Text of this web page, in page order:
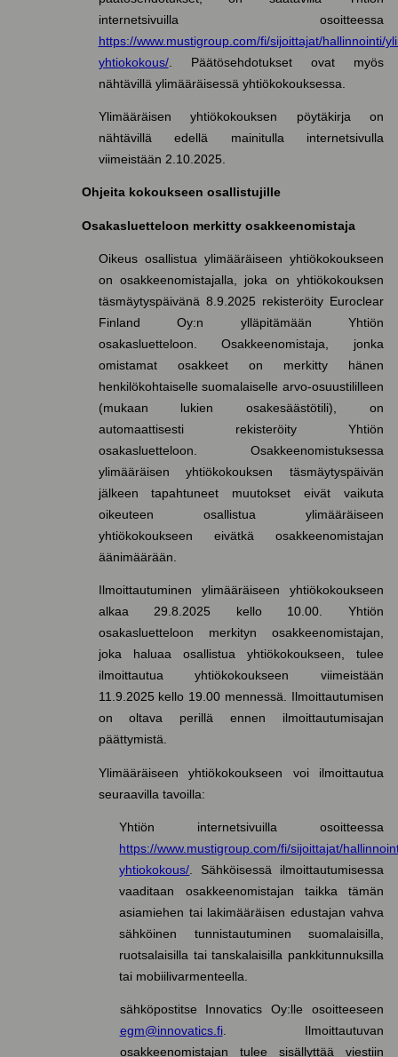
internetsivuilla osoitteessa
https://www.mustigroup.com/fi/sijoittajat/hallinnointi/
yhtiokokous/. Päätösehdotukset ovat myös
nähtävillä ylimääräisessä yhtiökokouksessa.
Ylimääräisen yhtiökokouksen pöytäkirja on
nähtävillä edellä mainitulla internetsivulla
viimeistään 2.10.2025.
Ohjeita kokoukseen osallistujille
Osakasluetteloon merkitty osakkeenomistaja
Oikeus osallistua ylimääräiseen yhtiökokoukseen
on osakkeenomistajalla, joka on yhtiökokouksen
täsmäytyspäivänä 8.9.2025 rekisteröity Euroclear
Finland Oy:n ylläpitämään Yhtiön
osakasluetteloon. Osakkeenomistaja, jonka
omistamat osakkeet on merkitty hänen
henkilökohtaiselle suomalaiselle arvo-osuustililleen
(mukaan lukien osakesäästötili), on
automaattisesti rekisteröity Yhtiön
osakasluetteloon. Osakkeenomistuksessa
ylimääräisen yhtiökokouksen täsmäytyspäivän
jälkeen tapahtuneet muutokset eivät vaikuta
oikeuteen osallistua ylimääräiseen
yhtiökokoukseen eivätkä osakkeenomistajan
äänimäärään.
Ilmoittautuminen ylimääräiseen yhtiökokoukseen
alkaa 29.8.2025 kello 10.00. Yhtiön
osakasluetteloon merkityn osakkeenomistajan,
joka haluaa osallistua yhtiökokoukseen, tulee
ilmoittautua yhtiökokoukseen viimeistään
11.9.2025 kello 19.00 mennessä. Ilmoittautumisen
on oltava perillä ennen ilmoittautumisajan
päättymistä.
Ylimääräiseen yhtiökokoukseen voi ilmoittautua
seuraavilla tavoilla:
Yhtiön internetsivuilla osoitteessa
https://www.mustigroup.com/fi/sijoittajat/
yhtiokokous/ . Sähköisessä ilmoittautumisessa
vaaditaan osakkeenomistajan taikka tämän
asiamiehen tai lakimääräisen edustajan vahva
sähköinen tunnistautuminen suomalaisilla,
ruotsalaisilla tai tanskalaisilla pankkitunnuksilla
tai mobiilivarmenteella.
sähköpostitse Innovatics Oy:lle osoitteeseen
egm@innovatics.fi. Ilmoittautuvan
osakkeenomistajan tulee sisällyttää viestiin